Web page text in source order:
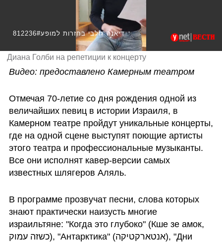
812236#דיאנה גולבי בחזרות למופע
Диана Голби на репетиции к концерту
Видео: предоставлено Камерным театром
Отмечая 70-летие со дня рождения одной из
величайших певиц в истории Израиля, в
Камерном театре пройдут уникальные концерты,
где на одной сцене выступят поющие артисты
этого театра и профессиональные музыканты.
Все они исполнят кавер-версии самых
известных шлягеров Аляль.
В программе прозвучат песни, слова которых
знают практически наизусть многие
израильтяне: "Когда это глубоко" (Кше зе амок,
כשזה עמוק), "Антарктика" (אנטארקטיקה), "Дни